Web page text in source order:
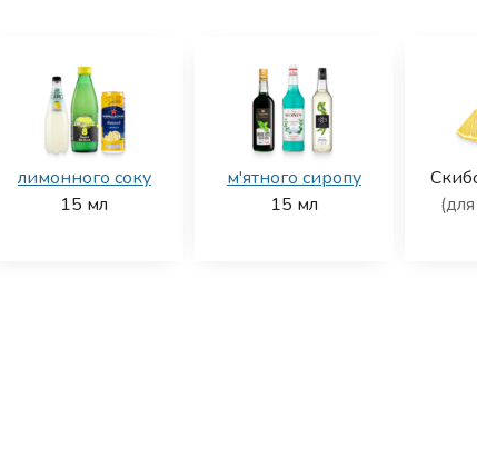
лимонного соку
15 мл
м'ятного сиропу
15 мл